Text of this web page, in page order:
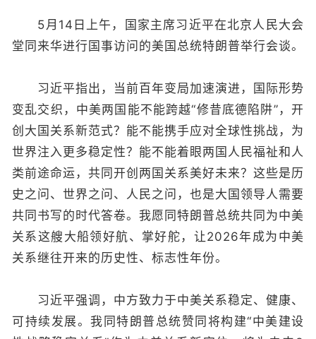
5月14日上午，国家主席习近平在北京人民大会
堂同来华进行国事访问的美国总统特朗普举行会谈。
习近平指出，当前百年变局加速演进，国际形势
变乱交织，中美两国能不能跨越“修昔底德陷阱”，开
创大国关系新范式？能不能携手应对全球性挑战，为
世界注入更多稳定性？能不能着眼两国人民福祉和人
类前途命运，共同开创两国关系美好未来？这些是历
史之问、世界之问、人民之问，也是大国领导人需要
共同书写的时代答卷。我愿同特朗普总统共同为中美
关系这艘大船领好航、掌好舵，让2026年成为中美
关系继往开来的历史性、标志性年份。
习近平强调，中方致力于中美关系稳定、健康、
可持续发展。我同特朗普总统赞同将构建“中美建设